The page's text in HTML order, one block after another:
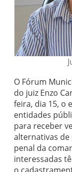
O Fórum
do juiz Enzo
feira, dia 15, o
entidades
para receber
alternativas
penal da
interessadas